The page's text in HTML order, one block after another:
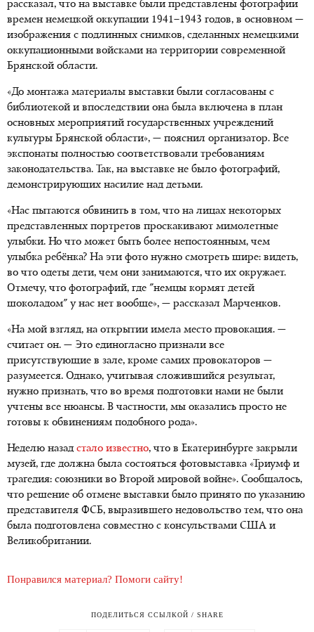
рассказал, что на выставке были представлены фотографии
времен немецкой оккупации 1941–1943 годов, в основном —
изображения с подлинных снимков, сделанных немецкими
оккупационными войсками на территории современной
Брянской области.
«До монтажа материалы выставки были согласованы с
библиотекой и впоследствии она была включена в план
основных мероприятий государственных учреждений
культуры Брянской области», — пояснил организатор. Все
экспонаты полностью соответствовали требованиям
законодательства. Так, на выставке не было фотографий,
демонстрирующих насилие над детьми.
«Нас пытаются обвинить в том, что на лицах некоторых
представленных портретов проскакивают мимолетные
улыбки. Но что может быть более непостоянным, чем
улыбка ребёнка? На эти фото нужно смотреть шире: видеть,
во что одеты дети, чем они занимаются, что их окружает.
Отмечу, что фотографий, где "немцы кормят детей
шоколадом" у нас нет вообще», — рассказал Марченков.
«На мой взгляд, на открытии имела место провокация. —
считает он. — Это единогласно признали все
присутствующие в зале, кроме самих провокаторов —
разумеется. Однако, учитывая сложившийся результат,
нужно признать, что во время подготовки нами не были
учтены все нюансы. В частности, мы оказались просто не
готовы к обвинениям подобного рода».
Неделю назад стало известно, что в Екатеринбурге закрыли
музей, где должна была состояться фотовыставка «Триумф и
трагедия: союзники во Второй мировой войне». Сообщалось,
что решение об отмене выставки было принято по указанию
представителя ФСБ, выразившего недовольство тем, что она
была подготовлена совместно с консульствами США и
Великобритании.
Понравился материал? Помоги сайту!
ПОДЕЛИТЬСЯ ССЫЛКОЙ / SHARE